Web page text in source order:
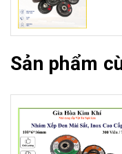
Sản phẩm